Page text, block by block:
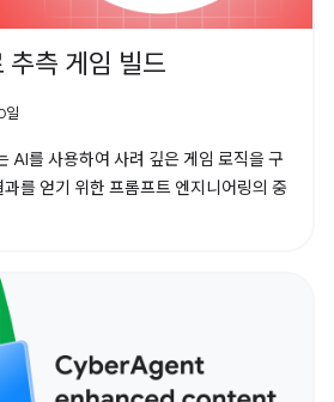
추측 게임 빌드
일
AI를 사용하여 사려 깊은 게임 로직을 구
를 얻기 위한 프롬프트 엔지니어링의 중